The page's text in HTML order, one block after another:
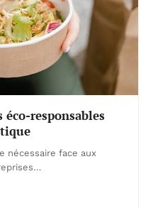
éco-responsables
nécessaire face aux